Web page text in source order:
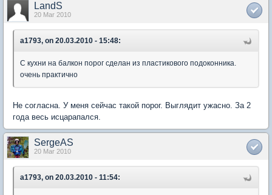
LandS
20 Mar 2010
a1793, on 20.03.2010 - 15:48:
С кухни на балкон порог сделан из пластикового подоконника.
очень практично
Не согласна. У меня сейчас такой порог. Выглядит ужасно. За 2
года весь исцарапался.
SergeAS
20 Mar 2010
a1793, on 20.03.2010 - 11:54: